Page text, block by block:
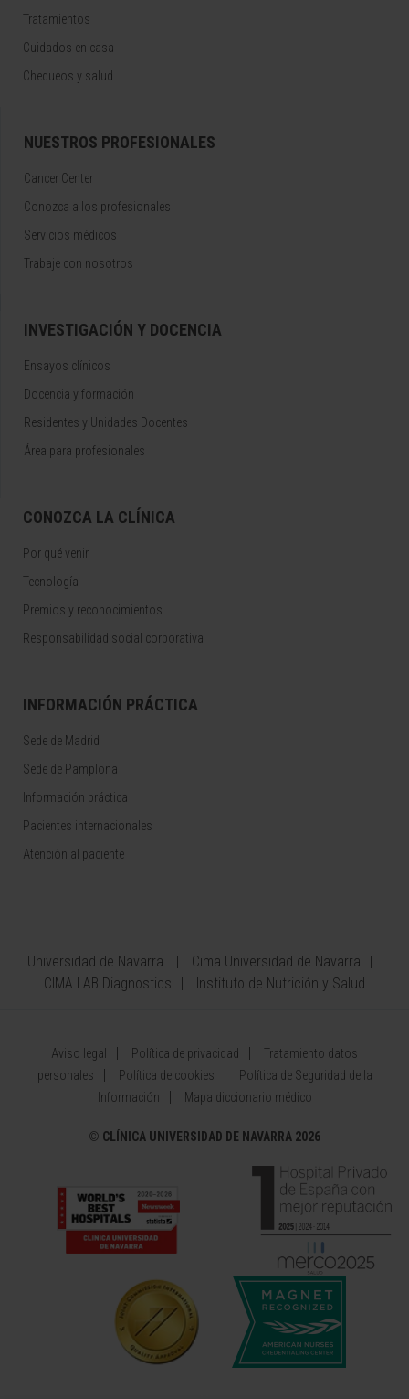
Tratamientos
Cuidados en casa
Chequeos y salud
NUESTROS PROFESIONALES
Cancer Center
Conozca a los profesionales
Servicios médicos
Trabaje con nosotros
INVESTIGACIÓN Y DOCENCIA
Ensayos clínicos
Docencia y formación
Residentes y Unidades Docentes
Área para profesionales
CONOZCA LA CLÍNICA
Por qué venir
Tecnología
Premios y reconocimientos
Responsabilidad social corporativa
INFORMACIÓN PRÁCTICA
Sede de Madrid
Sede de Pamplona
Información práctica
Pacientes internacionales
Atención al paciente
Universidad de Navarra
Cima Universidad de Navarra
CIMA LAB Diagnostics
Instituto de Nutrición y Salud
Aviso legal Política de privacidad
Tratamiento datos
personales
Política de cookies
Política de Seguridad de la
Información
Mapa diccionario médico
© CLÍNICA UNIVERSIDAD DE NAVARRA 2026